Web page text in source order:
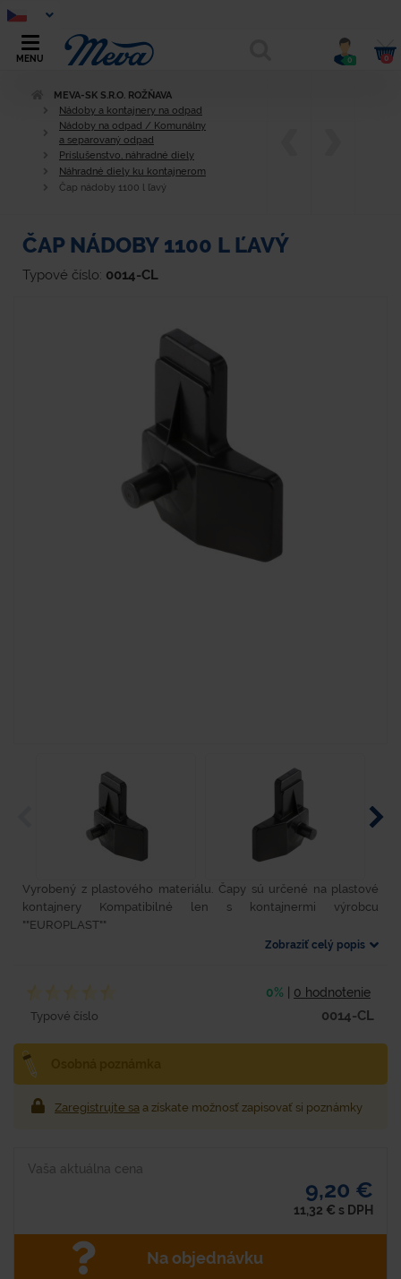
MENU 0 0
MEVA-SK S.R.O. ROŽŇAVA
Nádoby a kontajnery na odpad
Nádoby na odpad / Komunálny
a separovaný odpad
Príslušenstvo, náhradné diely
Náhradné diely ku kontajnerom
Čap nádoby 1100 l ľavý
ČAP NÁDOBY 1100 L ĽAVÝ
Typové číslo: 0014-CL
Vyrobený z plastového materiálu. Čapy sú určené na plastové
kontajnery Kompatibilné len s kontajnermi výrobcu
""EUROPLAST""
Zobraziť celý popis
0% 0 hodnotenie
Typové číslo 0014-CL
Zaregistrujte sa a získate možnosť zapisovať si poznámky
Vaša aktuálna cena
9,20 €
11,32 € s DPH
Na objednávku